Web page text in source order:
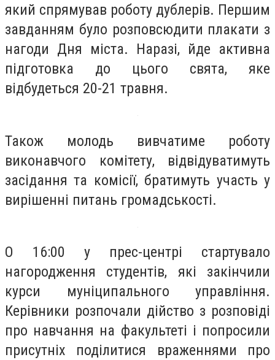
який спрямував роботу дублерів. Першим
завданням було розповсюдити плакати з
нагоди Дня міста. Наразі, йдe активна
підготовка до цього свята, якe
відбудeться 20-21 травня.
Також молодь вивчатиме роботу
виконавчого комітету, відвідуватимуть
засідання та комісії, братимуть участь у
вирішенні питань громадськості.
О 16:00 у прес-центрі стартувало
нагородження студентів, які закінчили
курси муніципального управління.
Керівники розпочали дійство з розповіді
про навчання на факультеті і попросили
присутніх поділитися враженнями про